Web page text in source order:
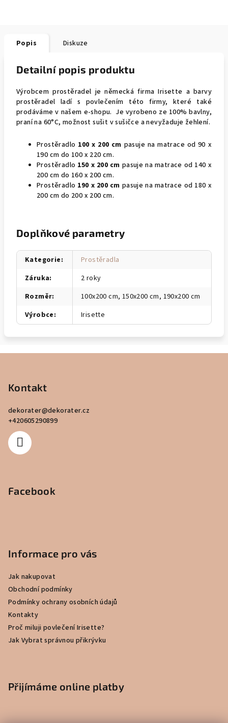
Popis Diskuze
Detailní popis produktu
Výrobcem prostěradel je německá firma Irisette a barvy
prostěradel ladí s povlečením této firmy, které také
prodáváme v našem e-shopu. Je vyrobeno ze 100% bavlny,
praní na 60°C, možnost sušit v sušičce a nevyžaduje žehlení.
Prostěradlo 100 x 200 cm pasuje na matrace od 90 x
190 cm do 100 x 220 cm.
Prostěradlo 150 x 200 cm pasuje na matrace od 140 x
200 cm do 160 x 200 cm.
Prostěradlo 190 x 200 cm pasuje na matrace od 180 x
200 cm do 200 x 200 cm.
Doplňkové parametry
Kategorie:
Prostěradla
Záruka:
2 roky
Rozměr:
100x200 cm, 150x200 cm, 190x200 cm
Výrobce: Irisette
Kontakt
dekorater@dekorater.cz
+420605290899
Facebook
Informace pro vás
Jak nakupovat
Obchodní podmínky
Podmínky ochrany osobních údajů
Kontakty
Proč miluji povlečení Irisette?
Jak Vybrat správnou přikrývku
Přijímáme online platby